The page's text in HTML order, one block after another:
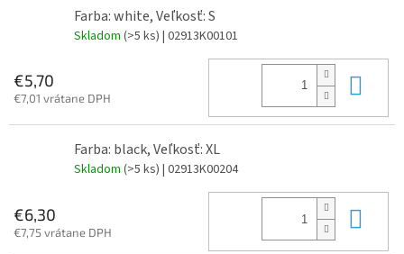
Farba: white, Veľkosť: S
Skladom (>5 ks) | 02913K00101
€5,70
€7,01 vrátane DPH
Farba: black, Veľkosť: XL
Skladom (>5 ks) | 02913K00204
€6,30
€7,75 vrátane DPH